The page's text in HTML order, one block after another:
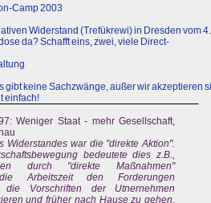
Camp 2003
Widerstand (Trefükrewi) in Dresden vom
da? Schafft eins, zwei, viele Direct-
gibt keine Sachzwänge, außer wir akzeptieren
einfach!
Weniger Staat - mehr Gesellschaft,
Widerstandes war die "direkte Aktion".
bedeutete dies z.B.,
durch "direkte Maßnahmen"
Arbeitszeit den Forderungen
die Vorschriften der Utnernehmen
und früher nach Hause zu gehen.